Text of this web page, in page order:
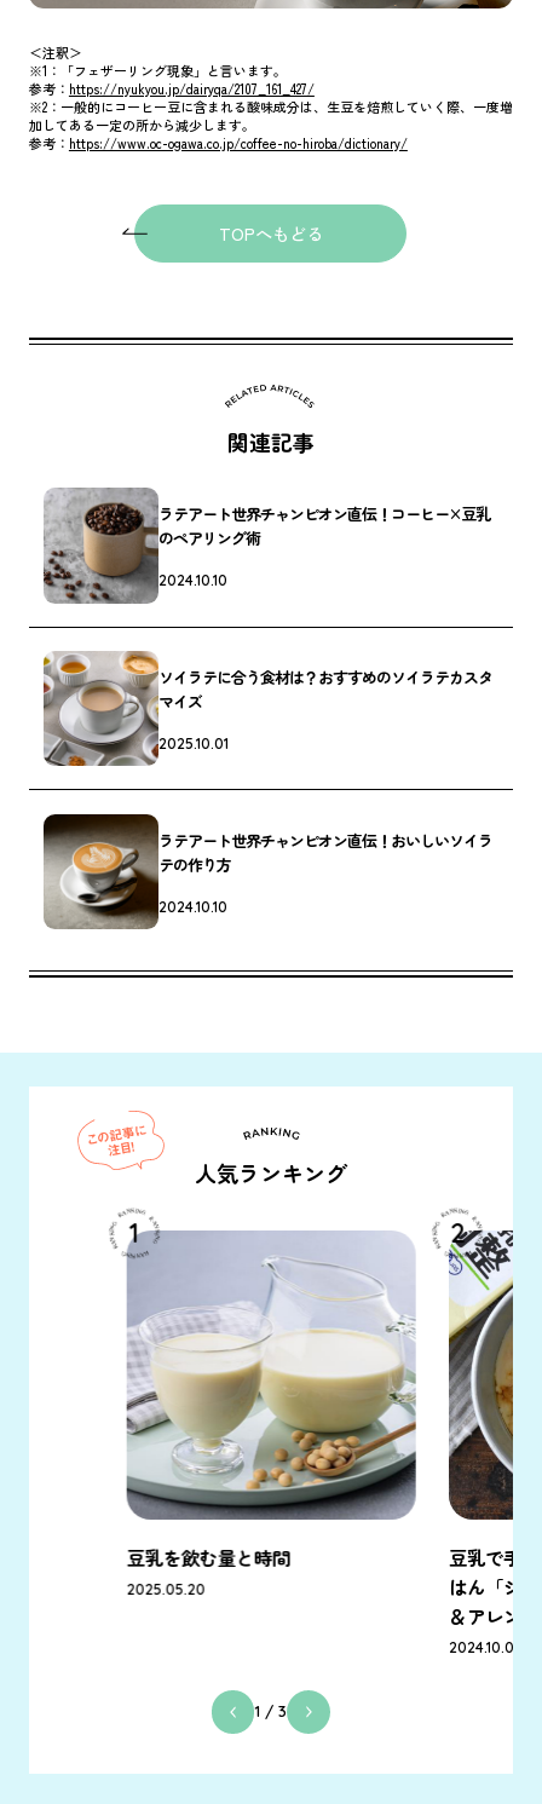
＜注釈＞
※1：「フェザーリング現象」と言います。
参考： https://nyukyou.jp/dairyqa/2107_161_427/
※2：一般的にコーヒー豆に含まれる酸味成分は、生豆を焙煎していく際、一度増
加してある一定の所から減少します。
参考： https://www.oc-ogawa.co.jp/coffee-no-hiroba/dictionary/
TOPへもどる
関連記事
ラテアート世界チャンピオン直伝！コーヒー×豆乳
のペアリング術
2024.10.10
ソイラテに合う食材は？おすすめのソイラテカスタ
マイズ
2025.10.01
ラテアート世界チャンピオン直伝！おいしいソイラ
テの作り方
2024.10.10
人気ランキング
豆乳を飲む量と時間
2025.05.20
豆乳で手
はん「シ
＆アレン
2024.10.04
1 / 3